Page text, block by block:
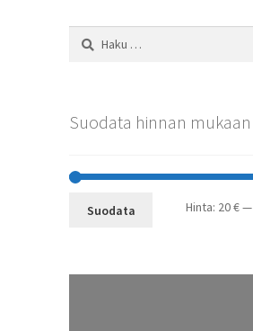
Haku:
Suodata hinnan mukaan
Suodata Hinta: 20 €—